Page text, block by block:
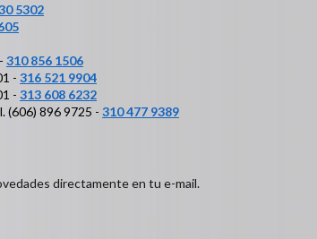
5302
310 856 1506
- 316 521 9904
- 313 608 6232
(606) 896 9725 - 310 477 9389
directamente en tu e-mail.